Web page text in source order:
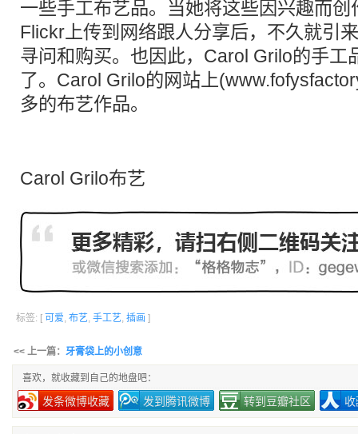
一些手工布艺品。当她将这些因兴趣而
Flickr上传到网络跟人分享后，不久就引
寻问和购买。也因此，Carol Grilo的手工
了。Carol Grilo的网站上(
多的布艺作品。
Carol Grilo布艺
标签: [ 可爱, 布艺, 手工艺, 插画 ]
<< 上一篇： 牙膏袋上的小创意
喜欢，就收藏到自己的地盘吧：
发条微博收藏 发到腾讯微博 转到豆瓣社区